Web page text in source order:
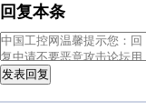
回复本条
发表回复